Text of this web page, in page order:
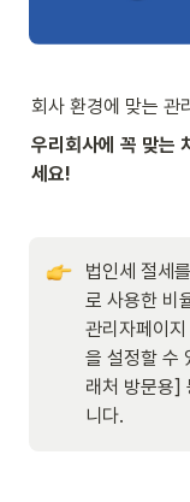
회사 환경에 맞는 관
우리회사에 꼭 맞는
세요!
법인세 절세
로 사용한 비
관리자페이지
을 설정할 수
래처 방문용]
니다.